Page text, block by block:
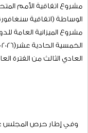
الانعقاد العادي الثالث
التاسع والعاشر من شهر
المجلس، بأنها ستتضمن
مناقشة وإقرار مشروع
مشروع اتفاقية الأمم